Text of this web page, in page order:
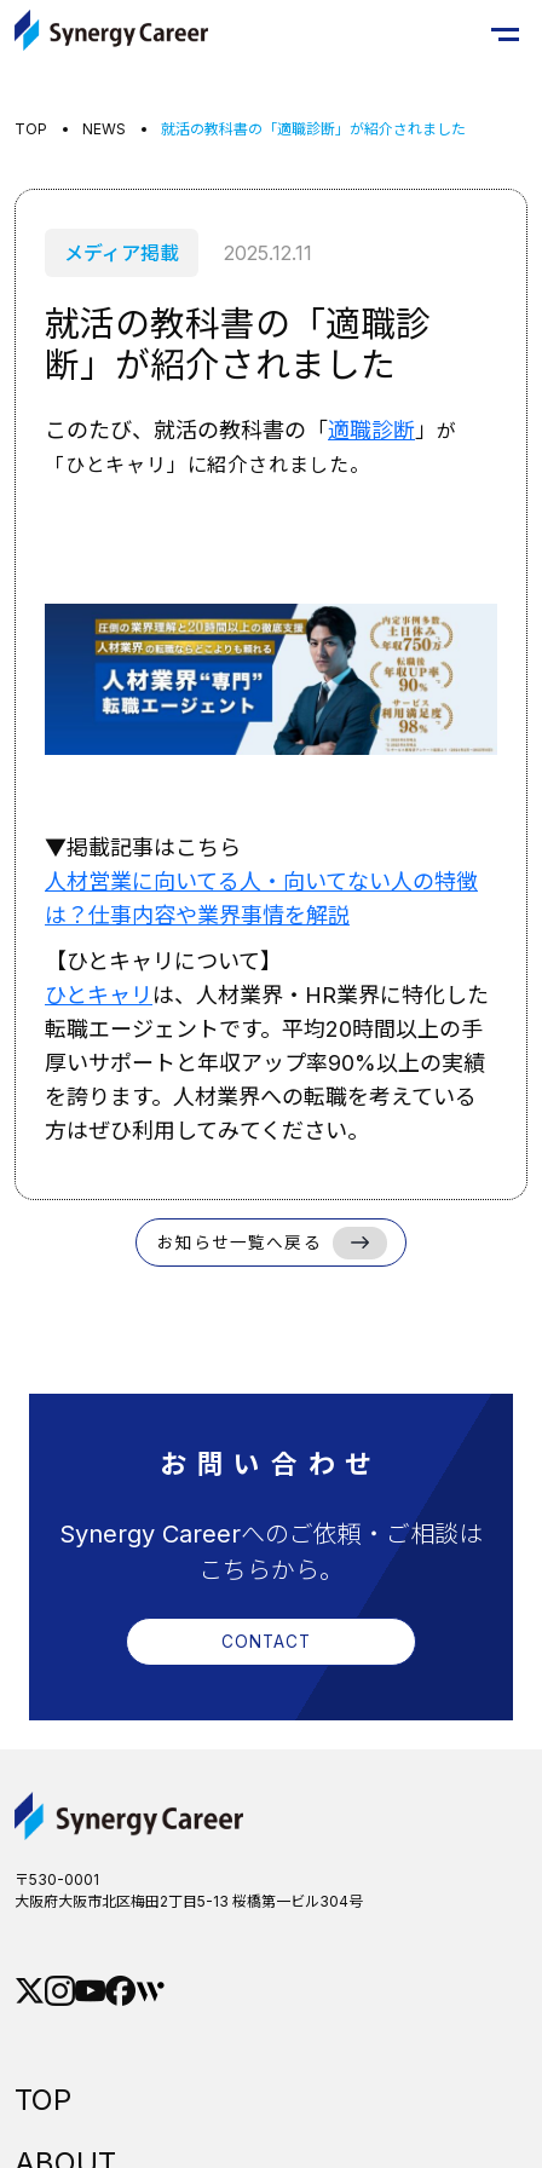
TOP NEWS 就活の教科書の「適職診断」が紹介されました
メディア掲載 2025.12.11
就活の教科書の「適職診
断」が紹介されました
このたび、就活の教科書の「適職診断 」 が
「ひとキャリ」に紹介されました。
▼掲載記事はこちら
人材営業に向いてる人・向いてない人の特徴
は？仕事内容や業界事情を解説
【ひとキャリについて】
ひとキャリ は、人材業界・HR業界に特化した
転職エージェントです。平均20時間以上の手
厚いサポートと年収アップ率90%以上の実績
を誇ります。人材業界への転職を考えている
方はぜひ利用してみてください。
お知らせ一覧へ戻る
お問い合わせ
Synergy Careerへのご依頼・ご相談は
こちらから。
CONTACT
〒530-0001
大阪府大阪市北区梅田2丁目5-13 桜橋第一ビル304号
TOP